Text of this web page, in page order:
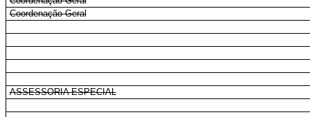
Coordenação-Geral
ASSESSORIA ESPECIAL